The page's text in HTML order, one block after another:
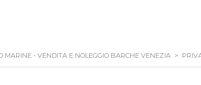
MARINE - VENDITA E NOLEGGIO BARCHE VENEZIA >